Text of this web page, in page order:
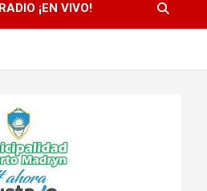
RADIO ¡EN VIVO!